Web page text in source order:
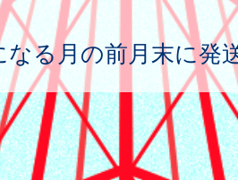
なる月の前月末に発